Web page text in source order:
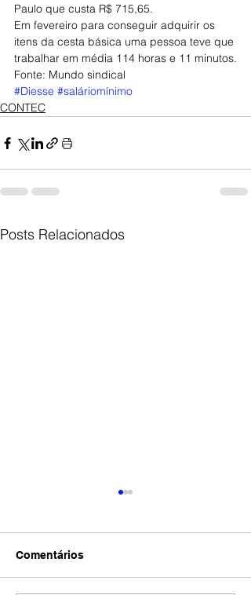
Paulo que custa R$ 715,65.
Em fevereiro para conseguir adquirir os
itens da cesta básica uma pessoa teve que
trabalhar em média 114 horas e 11 minutos.
Fonte: Mundo sindical
#Diesse #saláriomínimo
CONTEC
Posts Relacionados
Comentários